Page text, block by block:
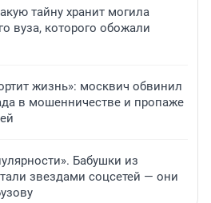
тайну хранит могила
вуза, которого обожали
жизнь»: москвич обвинил
в мошенничестве и пропаже
Бабушки из
звездами соцсетей — они